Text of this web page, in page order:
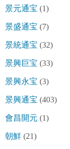
景元通宝 (1)
景盛通宝 (7)
景統通宝 (32)
景興巨宝 (33)
景興永宝 (3)
景興通宝 (403)
會昌開元 (1)
朝鮮 (21)